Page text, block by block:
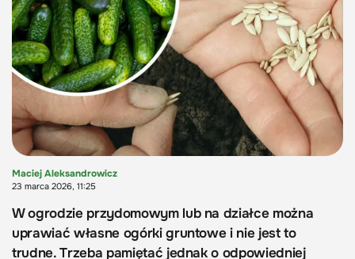
Maciej Aleksandrowicz
23 marca 2026, 11:25
W ogrodzie przydomowym lub na działce można
uprawiać własne ogórki gruntowe i nie jest to
trudne. Trzeba pamiętać jednak o odpowiedniej